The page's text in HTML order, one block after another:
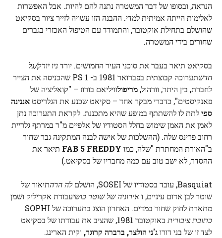
הנראה, ובסופו של דבר המשטרה נתנה להם להיות. אבל האפשרות
לאלימות הייתה אמיתית למדי. ההבנה הזו עשויה לזייר ציור בסקיאט
שהושלם בתחילת אוקטובר, והתמודד עם הטיפול האכזרי בגברים
שחורים בידי המשטרה.
בסקיאט תיאר בעבר את סוכני העיר החמושים. יורדניו יורק/גל
חדש
תערוכה קבוצתית בפברואר 1981 ב- PS 1 שהכניסה את הצייר
לחברת, בין היתר, וורהול, מריפולוויליאם בורוז – "קואליציה של
פאנקיסטים", כדברי מבקר אחד – סקיאט שכנע את הגלריסטאננינה
ספילתת לו להשתתף במופע שהיא מתכננת. לקראת התערוכה נתן
לאמן את האמן שימוש בחלל הסטודיו של אלפיים מ"ר במרתף גלריית
רחוב פרינס שלה. (ההשלכות של אישה לבנה המתקינה גבר שחור
ב"האורת המחתרת "שלה, כמו FAB 5 FREDDY תיאר את
ההסדר, לא ישב טוב עם כמה מחבריו של בסקיאט.)
Basquiat, עובד בסטודיו של SOSEI, הושלם לה הרהתיאור של
שוטר לבן אדום עיניים, ואירוניה של שוטר כושיעבודת אקריליק ושמן
מתארת ​​לחוק שחור במדים. האחרון הוצג בתערוכה של SOPHI
כתובת ציבורית
באוקטובר 1981, שהציב את עבודתו של בסקיאט
לצד זו של בני דורוג'ני הולצר, ברברה קרוגר, וקית הארינג.